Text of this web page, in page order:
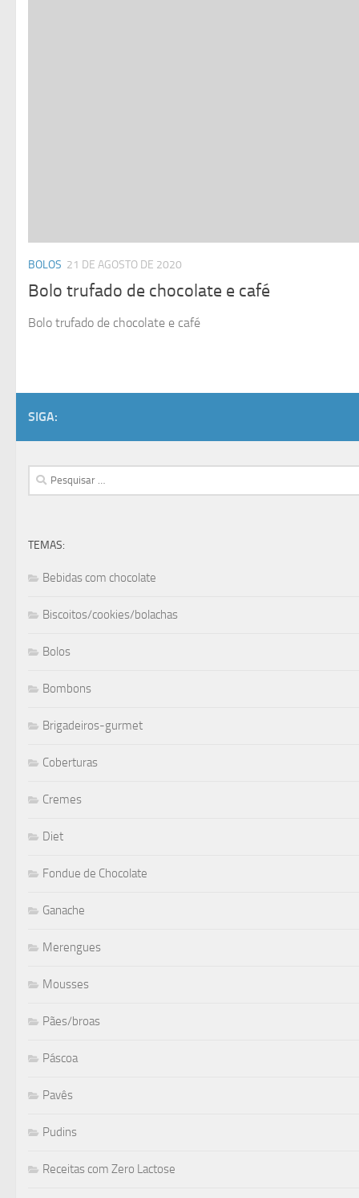
BOLOS 21 DE AGOSTO DE 2020
Bolo trufado de chocolate e café
Bolo trufado de chocolate e café
SIGA:
Pesquisar
por:
TEMAS:
Bebidas com chocolate
Biscoitos/cookies/bolachas
Bolos
Bombons
Brigadeiros-gurmet
Coberturas
Cremes
Diet
Fondue de Chocolate
Ganache
Merengues
Mousses
Pães/broas
Páscoa
Pavês
Pudins
Receitas com Zero Lactose